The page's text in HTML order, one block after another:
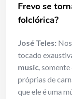
Frevo se
folclórica?
José Teles:
tocado
music, somente
próprias de
que ele é uma